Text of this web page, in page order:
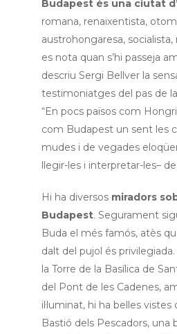
Budapest és una ciutat
romana, renaixentista,
austrohongaresa, socialista,
es nota quan s’hi passeja
descriu Sergi Bellver la
testimoniatges del pas de
“En pocs països com
com Budapest un sent les
mudes i de vegades
llegir-les i interpretar-les– de
Hi ha diversos miradors
Budapest. Segurament
Buda el més famós, atès
dalt del pujol és
la Torre de la Basílica de
del Pont de les Cadenes,
il·luminat, hi ha belles
Bastió dels Pescadors, una